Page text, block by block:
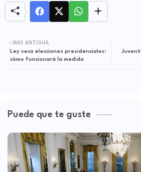
MÁS ANTIGUA
Ley seca elecciones presidenciales:
cómo funcionará la medida
Puede que te guste